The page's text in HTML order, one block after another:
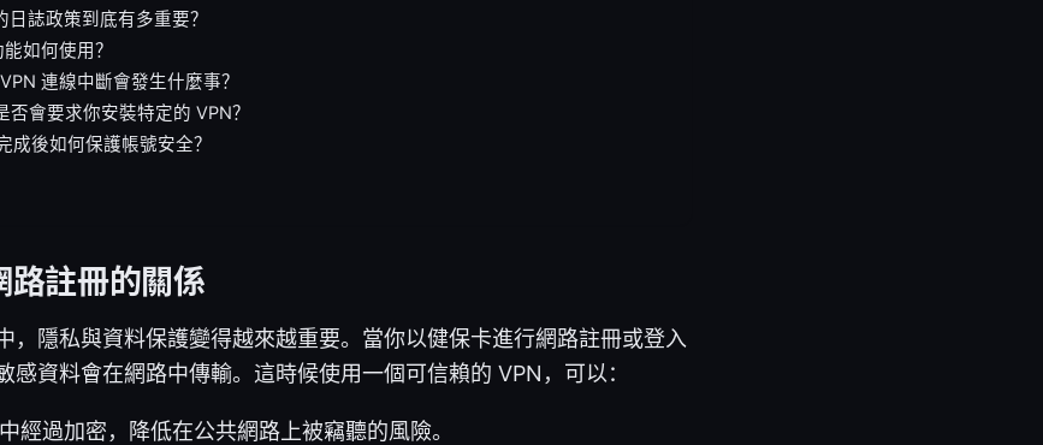
日誌政策到底有多重要？
如何使用？
連線中斷會發生什麼事？
否會要求你安裝特定的 VPN？
成後如何保護帳號安全？
路註冊的關係
，隱私與資料保護變得越來越重要。當你以健保卡進行網路註冊或登入
感資料會在網路中傳輸。這時候使用一個可信賴的 VPN，可以：
經過加密，降低在公共網路上被竊聽的風險。